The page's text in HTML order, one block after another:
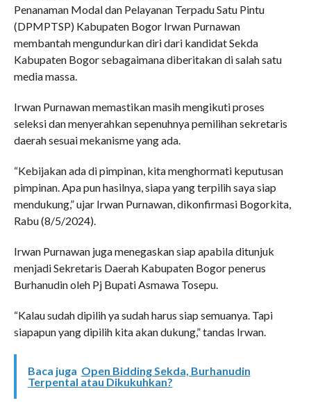
Penanaman Modal dan Pelayanan Terpadu Satu Pintu
(DPMPTSP) Kabupaten Bogor Irwan Purnawan
membantah mengundurkan diri dari kandidat Sekda
Kabupaten Bogor sebagaimana diberitakan di salah satu
media massa.
Irwan Purnawan memastikan masih mengikuti proses
seleksi dan menyerahkan sepenuhnya pemilihan sekretaris
daerah sesuai mekanisme yang ada.
“Kebijakan ada di pimpinan, kita menghormati keputusan
pimpinan. Apa pun hasilnya, siapa yang terpilih saya siap
mendukung,” ujar Irwan Purnawan, dikonfirmasi Bogorkita,
Rabu (8/5/2024).
Irwan Purnawan juga menegaskan siap apabila ditunjuk
menjadi Sekretaris Daerah Kabupaten Bogor penerus
Burhanudin oleh Pj Bupati Asmawa Tosepu.
“Kalau sudah dipilih ya sudah harus siap semuanya. Tapi
siapapun yang dipilih kita akan dukung,” tandas Irwan.
Baca juga Open Bidding Sekda, Burhanudin
Terpental atau Dikukuhkan?